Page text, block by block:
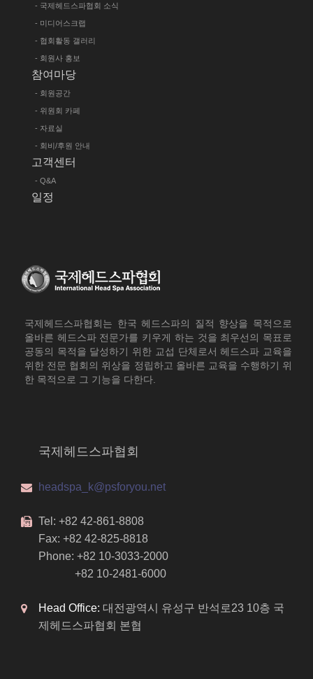
- 국제헤드스파협회 소식
- 미디어스크랩
- 협회활동 갤러리
- 회원사 홍보
참여마당
- 회원공간
- 위원회 카페
- 자료실
- 회비/후원 안내
고객센터
- Q&A
일정
국제헤드스파협회는 한국 헤드스파의 질적 향상을 목적으로
올바른 헤드스파 전문가를 키우게 하는 것을 최우선의 목표로
공동의 목적을 달성하기 위한 교섭 단체로서 헤드스파 교육을
위한 전문 협회의 위상을 정립하고 올바른 교육을 수행하기 위
한 목적으로 그 기능을 다한다.
국제헤드스파협회
headspa_k@psforyou.net
Tel: +82 42-861-8808
Fax: +82 42-825-8818
Phone: +82 10-3033-2000
+82 10-2481-6000
Head Office: 대전광역시 유성구 반석로23 10층 국
제헤드스파협회 본협